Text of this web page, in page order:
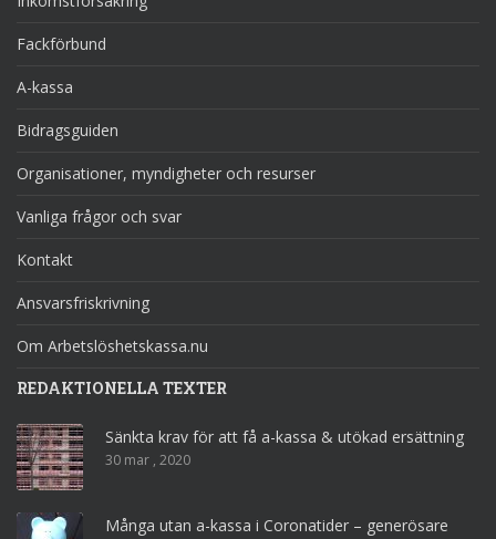
Fackförbund
A-kassa
Bidragsguiden
Organisationer, myndigheter och resurser
Vanliga frågor och svar
Kontakt
Ansvarsfriskrivning
Om Arbetslöshetskassa.nu
REDAKTIONELLA TEXTER
Sänkta krav för att få a-kassa & utökad ersättning
30 mar , 2020
Många utan a-kassa i Coronatider – generösare